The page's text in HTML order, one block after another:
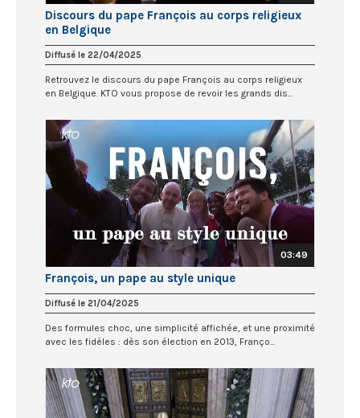
Discours du pape François au corps religieux
en Belgique
Diffusé le 22/04/2025
Retrouvez le discours du pape François au corps religieux
en Belgique. KTO vous propose de revoir les grands dis...
03:49
François, un pape au style unique
Diffusé le 21/04/2025
Des formules choc, une simplicité affichée, et une proximité
avec les fidèles : dès son élection en 2013, Franço...